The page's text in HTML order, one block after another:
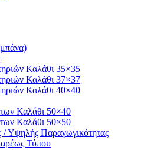
Καλάθι 35×35
Καλάθι 37×37
Καλάθι 40×40
Καλάθι 50×40
Καλάθι 50×50
/ Υψηλής Παραγωγικότητας
Τύπου